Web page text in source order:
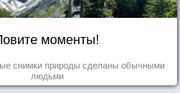
моменты!
снимки природы сделаны обычными
людьми